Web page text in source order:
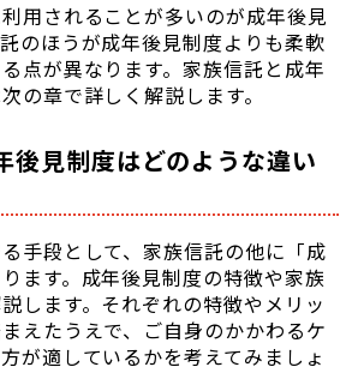
用されることが多いのが成年後見
のほうが成年後見制度よりも柔軟
点が異なります。家族信託と成年
の章で詳しく解説します。
後見制度はどのような違い
手段として、家族信託の他に「成
ます。成年後見制度の特徴や家族
します。それぞれの特徴やメリッ
えたうえで、ご自身のかかわるケ
が適しているかを考えてみましょ